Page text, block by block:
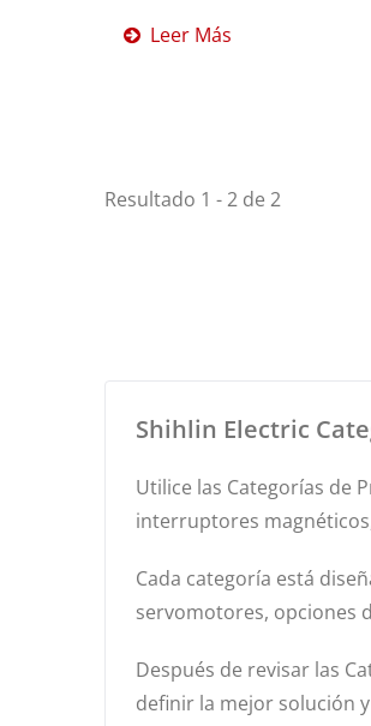
Leer Más
Resultado 1 - 2 de 2
Shihlin Electric
Utilice las Categorías de
interruptores
Cada categoría está
servomotores, opciones
Después de revisar las
definir la mejor solución